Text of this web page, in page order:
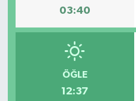
03:40
ÖĞLE
12:37